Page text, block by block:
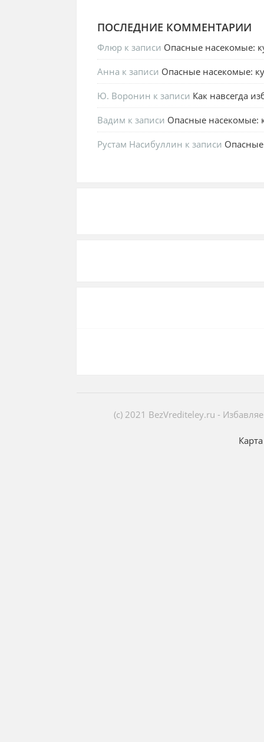
ПОСЛЕДНИЕ КОММЕНТАРИИ
Флюр к записи Опасные насекомые:
Анна к записи Опасные насекомые:
Ю. Воронин к записи Как навсегда
Вадим к записи Опасные насекомые:
Рустам Насибуллин к записи Опасные
(c) 2021 BezVrediteley.ru -